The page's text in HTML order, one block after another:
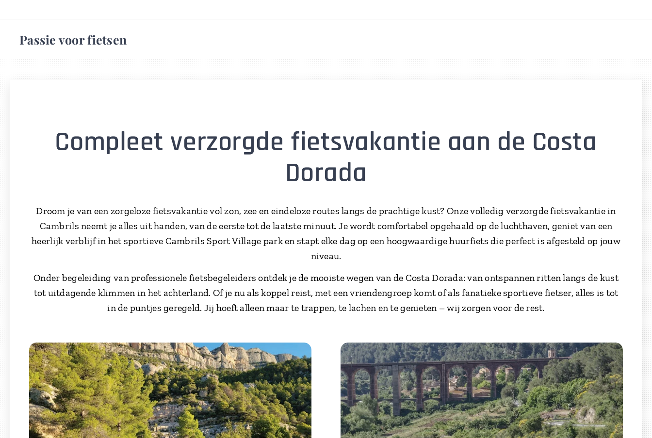
Passie voor fietsen
Compleet verzorgde fietsvakantie aan de Costa
Dorada
Droom je van een zorgeloze fietsvakantie vol zon, zee en eindeloze routes langs de prachtige kust? Onze volledig verzorgde fietsvakantie in
Cambrils neemt je alles uit handen, van de eerste tot de laatste minuut. Je wordt comfortabel opgehaald op de luchthaven, geniet van een
heerlijk verblijf in het sportieve Cambrils Sport Village park en stapt elke dag op een hoogwaardige huurfiets die perfect is afgesteld op jouw
niveau.
Onder begeleiding van professionele fietsbegeleiders ontdek je de mooiste wegen van de Costa Dorada: van ontspannen ritten langs de kust
tot uitdagende klimmen in het achterland. Of je nu als koppel reist, met een vriendengroep komt of als fanatieke sportieve fietser, alles is tot
in de puntjes geregeld. Jij hoeft alleen maar te trappen, te lachen en te genieten – wij zorgen voor de rest.